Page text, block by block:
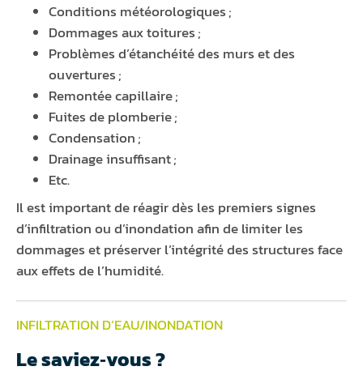
Conditions météorologiques ;
Dommages aux toitures ;
Problèmes d’étanchéité des murs et des
ouvertures ;
Remontée capillaire ;
Fuites de plomberie ;
Condensation ;
Drainage insuffisant ;
Etc.
Il est important de réagir dès les premiers signes
d’infiltration ou d’inondation afin de limiter les
dommages et préserver l’intégrité des structures face
aux effets de l’humidité.
INFILTRATION D’EAU/INONDATION
Le saviez‑vous ?